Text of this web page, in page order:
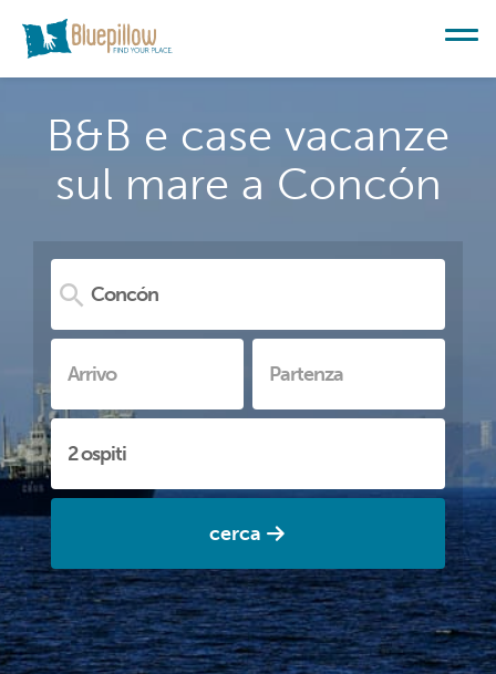
B&B e case vacanze
sul mare a Concón
cerca